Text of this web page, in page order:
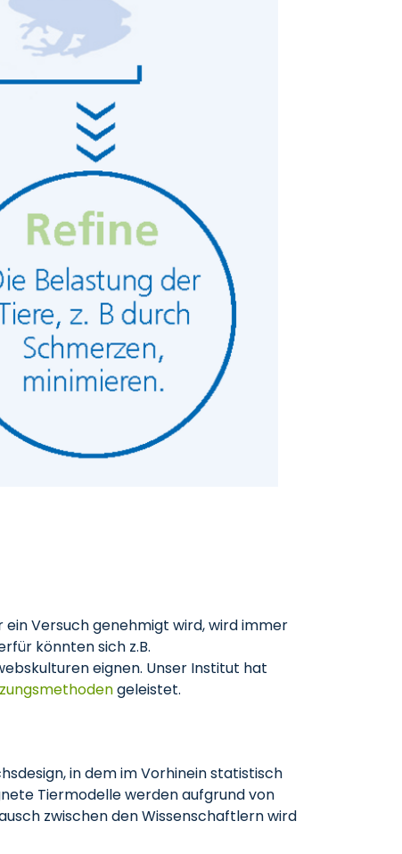
Versuch genehmigt wird, wird immer
könnten sich z.B.
eignen. Unser Institut hat
geleistet.
in dem im Vorhinein statistisch
Tiermodelle werden aufgrund von
zwischen den Wissenschaftlern wird